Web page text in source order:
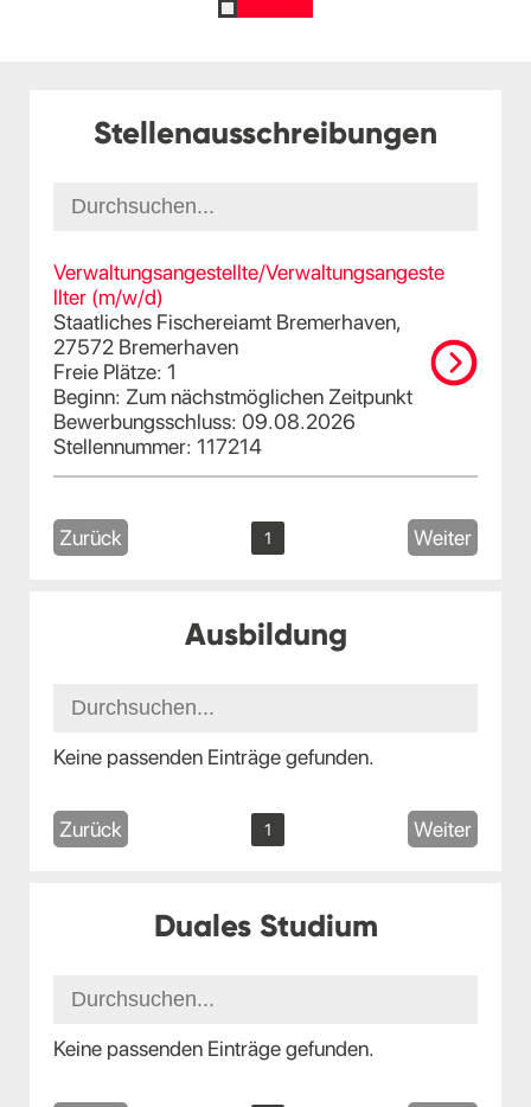
Stellenausschreibungen
Verwaltungsangestellte/Verwaltungsangeste
llter (m/w/d)
Staatliches Fischereiamt Bremerhaven,
27572 Bremerhaven
Freie Plätze: 1
Beginn: Zum nächstmöglichen Zeitpunkt
Bewerbungsschluss: 09.08.2026
Stellennummer: 117214
Zurück 1 Weiter
Ausbildung
Keine passenden Einträge gefunden.
Zurück 1 Weiter
Duales Studium
Keine passenden Einträge gefunden.